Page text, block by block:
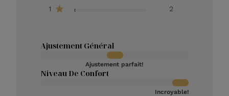
1
2
Ajustement Général
Ajustement parfait!
Niveau De Confort
Incroyable!